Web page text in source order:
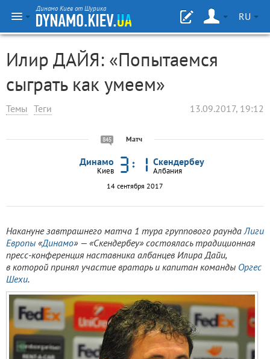
Динамо Киев от Шурика
RU
Илир ДАЙЯ: «Попытаемся
сыграть как умеем»
Темы Теги 13.09.2017, 19:12
845 Матч
Динамо
Киев
Скендербеу
Албания
14 сентября 2017
Накануне завтрашнего матча 1 тура группового раундаЛиги
Европы «Динамо» — «Скендербеу» состоялась традиционная
пресс-конференция наставника албанцев Илира Дайи,
в которой принял участие вратарь и капитан команды Оргес
Шехи.